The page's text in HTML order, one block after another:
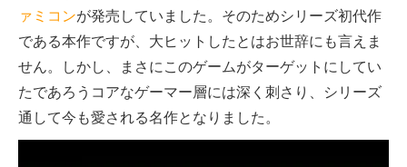
ァミコンが発売していました。そのためシリーズ初代作
である本作ですが、大ヒットしたとはお世辞にも言えま
せん。しかし、まさにこのゲームがターゲットにしてい
たであろうコアなゲーマー層には深く刺さり、シリーズ
通して今も愛される名作となりました。